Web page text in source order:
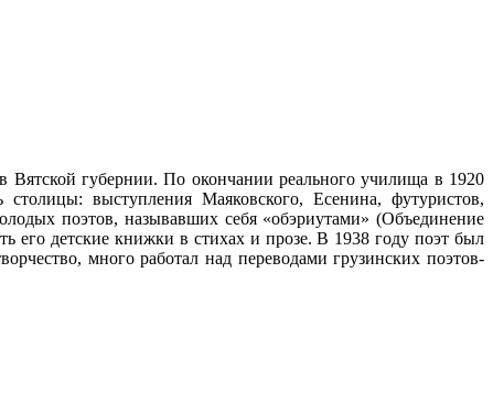
Вятской губернии. По окончании реального училища в 1920
выступления Маяковского, Есенина, футуристов,
поэтов, называвших себя «обэриутами» (Объединение
его детские книжки в стихах и прозе. В 1938 году поэт был
много работал над переводами грузинских поэтов-